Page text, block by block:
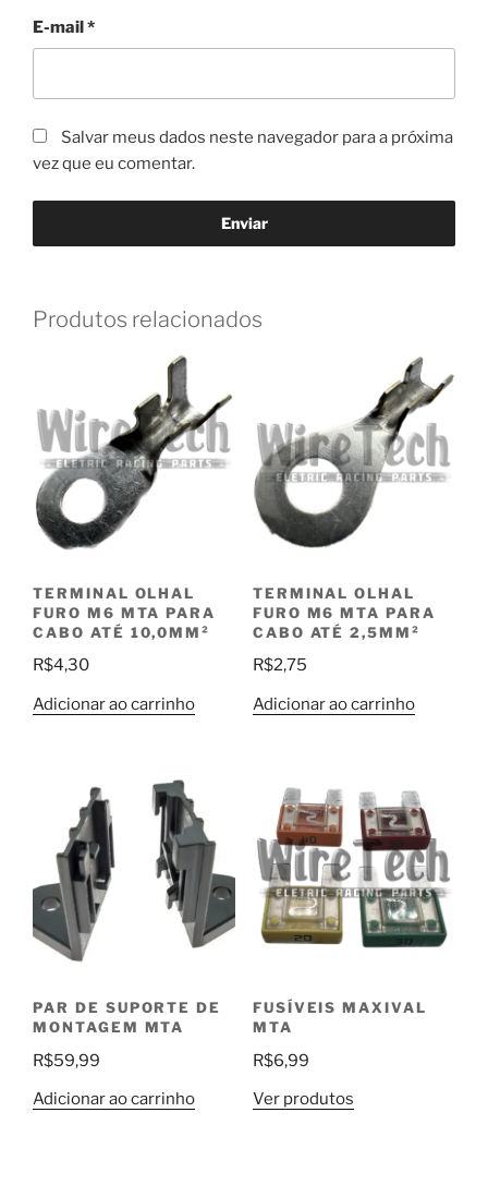
E-mail*
Salvar meus dados neste navegador para a próxima
vez que eu comentar.
Produtos relacionados
TERMINAL OLHAL
FURO M6 MTA PARA
CABO ATÉ 10,0MM²
R$4,30
Adicionar ao carrinho
TERMINAL OLHAL
FURO M6 MTA PARA
CABO ATÉ 2,5MM²
R$2,75
Adicionar ao carrinho
PAR DE SUPORTE DE
MONTAGEM MTA
R$59,99
Adicionar ao carrinho
FUSÍVEIS MAXIVAL
MTA
R$6,99
Ver produtos